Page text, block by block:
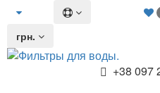
грн.
+38 097